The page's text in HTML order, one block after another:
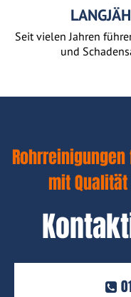
Seit vielen Jahren
und
mit